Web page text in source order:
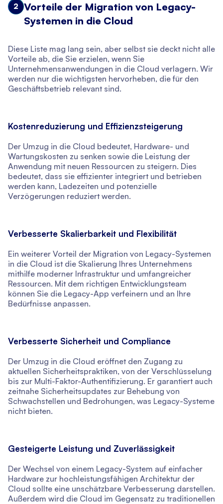
2
Vorteile der Migration von Legacy-
Systemen in die Cloud
Diese Liste mag lang sein, aber selbst sie deckt nicht alle
Vorteile ab, die Sie erzielen, wenn Sie
Unternehmensanwendungen in die Cloud verlagern. Wir
werden nur die wichtigsten hervorheben, die für den
Geschäftsbetrieb relevant sind.
Kostenreduzierung und Effizienzsteigerung
Der Umzug in die Cloud bedeutet, Hardware- und
Wartungskosten zu senken sowie die Leistung der
Anwendung mit neuen Ressourcen zu steigern. Dies
bedeutet, dass sie effizienter integriert und betrieben
werden kann, Ladezeiten und potenzielle
Verzögerungen reduziert werden.
Verbesserte Skalierbarkeit und Flexibilität
Ein weiterer Vorteil der Migration von Legacy-Systemen
in die Cloud ist die Skalierung Ihres Unternehmens
mithilfe moderner Infrastruktur und umfangreicher
Ressourcen. Mit dem richtigen Entwicklungsteam
können Sie die Legacy-App verfeinern und an Ihre
Bedürfnisse anpassen.
Verbesserte Sicherheit und Compliance
Der Umzug in die Cloud eröffnet den Zugang zu
aktuellen Sicherheitspraktiken, von der Verschlüsselung
bis zur Multi-Faktor-Authentifizierung. Er garantiert auch
zeitnahe Sicherheitsupdates zur Behebung von
Schwachstellen und Bedrohungen, was Legacy-Systeme
nicht bieten.
Gesteigerte Leistung und Zuverlässigkeit
Der Wechsel von einem Legacy-System auf einfacher
Hardware zur hochleistungsfähigen Architektur der
Cloud sollte eine unschätzbare Verbesserung darstellen.
Außerdem wird die Cloud im Gegensatz zu traditionellen